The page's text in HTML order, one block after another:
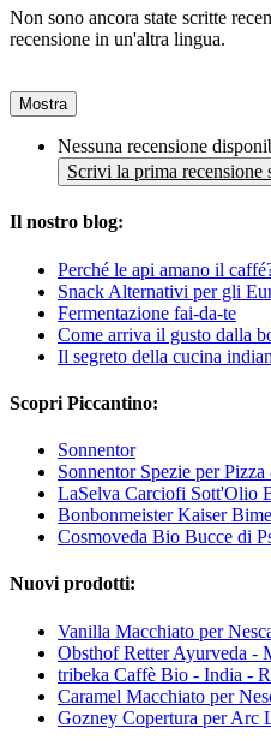
Non sono ancora state scritte
recensione in un'altra lingua.
Mostra
Nessuna recensione
Scrivi la prima recensione
Il nostro blog:
Perché le api amano il
Snack Alternativi per gli
Fermentazione fai-da-te
Come arriva il gusto dalla
Il segreto della cucina
Scopri Piccantino:
Sonnentor
Sonnentor Spezie per Pizza
LaSelva Carciofi Sott'Olio
Bonbonmeister Kaiser
Cosmoveda Bio Bucce di
Nuovi prodotti:
Vanilla Macchiato per
Obsthof Retter Ayurveda -
tribeka Caffè Bio - India -
Caramel Macchiato per
Gozney Copertura per Arc